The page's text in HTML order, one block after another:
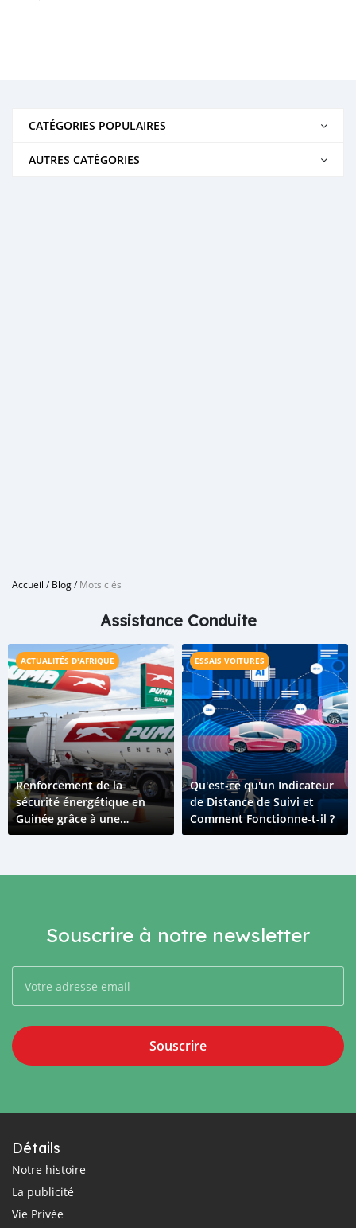
CATÉGORIES POPULAIRES
AUTRES CATÉGORIES
Accueil /Blog/Mots clés
Assistance Conduite
ACTUALITÉS D'AFRIQUE
Renforcement de la
sécurité énergétique en
Guinée grâce à une
acquisition majeure
ESSAIS VOITURES
Qu'est-ce qu'un Indicateur
de Distance de Suivi et
Comment Fonctionne-t-il ?
Souscrire à notre newsletter
Souscrire
Détails
Notre histoire
La publicité
Vie Privée